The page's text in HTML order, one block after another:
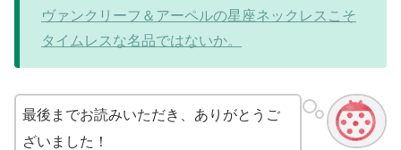
ヴァンクリーフ＆アーペルの星座ネックレスこそ
タイムレスな名品ではないか。
最後までお読みいただき、ありがとうご
ざいました！